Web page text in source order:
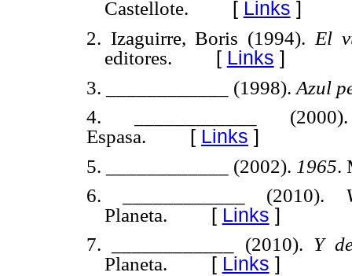
Castellote. [ Links ]
2. Izaguirre, Boris (1994). El
editores. [ Links ]
3. ____________ (1998). Azul
4. ____________
Espasa. [ Links ]
5. ____________ (2002). 1965.
6. ____________ (2010).
Planeta. [ Links ]
7. ____________ (2010). Y
Planeta. [ Links ]